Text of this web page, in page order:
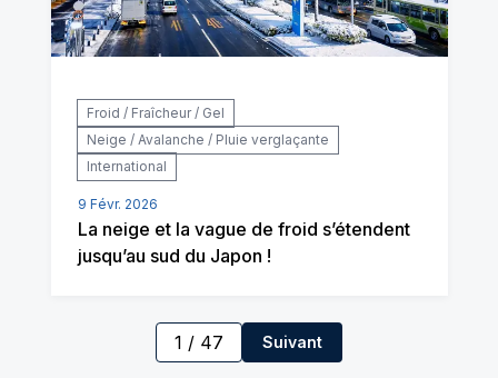
Froid / Fraîcheur / Gel
Neige / Avalanche / Pluie verglaçante
International
9 Févr. 2026
La neige et la vague de froid s’étendent
jusqu’au sud du Japon !
1 / 47 Suivant